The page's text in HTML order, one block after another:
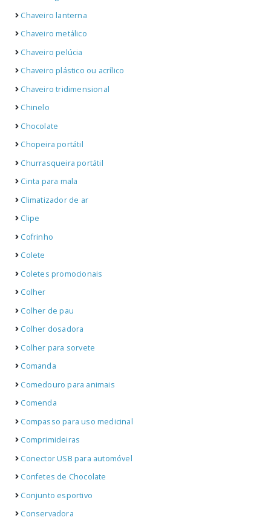
Chaveiro lanterna
Chaveiro metálico
Chaveiro pelúcia
Chaveiro plástico ou acrílico
Chaveiro tridimensional
Chinelo
Chocolate
Chopeira portátil
Churrasqueira portátil
Cinta para mala
Climatizador de ar
Clipe
Cofrinho
Colete
Coletes promocionais
Colher
Colher de pau
Colher dosadora
Colher para sorvete
Comanda
Comedouro para animais
Comenda
Compasso para uso medicinal
Comprimideiras
Conector USB para automóvel
Confetes de Chocolate
Conjunto esportivo
Conservadora